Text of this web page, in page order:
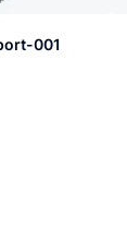
001